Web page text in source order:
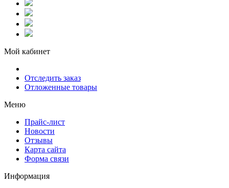
Мой кабинет
Отследить заказ
Отложенные товары
Меню
Прайс-лист
Новости
Отзывы
Карта сайта
Форма связи
Информация